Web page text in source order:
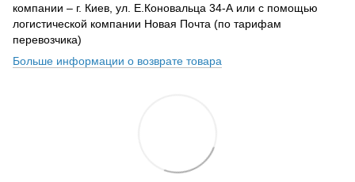
компании – г. Киев, ул. Е.Коновальца 34-А или с помощью
логистической компании Новая Почта (по тарифам
перевозчика)
Больше информации о возврате товара